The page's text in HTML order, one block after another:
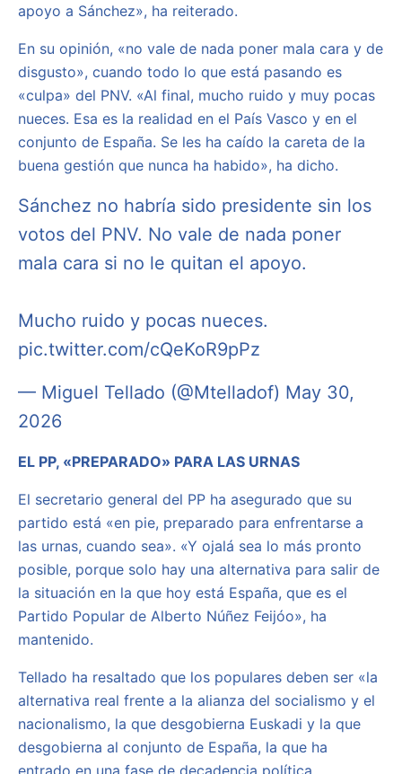
apoyo a Sánchez», ha reiterado.
En su opinión, «no vale de nada poner mala cara y de
disgusto», cuando todo lo que está pasando es
«culpa» del PNV. «Al final, mucho ruido y muy pocas
nueces. Esa es la realidad en el País Vasco y en el
conjunto de España. Se les ha caído la careta de la
buena gestión que nunca ha habido», ha dicho.
Sánchez no habría sido presidente sin los
votos del PNV. No vale de nada poner
mala cara si no le quitan el apoyo.
Mucho ruido y pocas nueces.
pic.twitter.com/cQeKoR9pPz
— Miguel Tellado (@Mtelladof) May 30,
2026
EL PP, «PREPARADO» PARA LAS URNAS
El secretario general del PP ha asegurado que su
partido está «en pie, preparado para enfrentarse a
las urnas, cuando sea». «Y ojalá sea lo más pronto
posible, porque solo hay una alternativa para salir de
la situación en la que hoy está España, que es el
Partido Popular de Alberto Núñez Feijóo», ha
mantenido.
Tellado ha resaltado que los populares deben ser «la
alternativa real frente a la alianza del socialismo y el
nacionalismo, la que desgobierna Euskadi y la que
desgobierna al conjunto de España, la que ha
entrado en una fase de decadencia política